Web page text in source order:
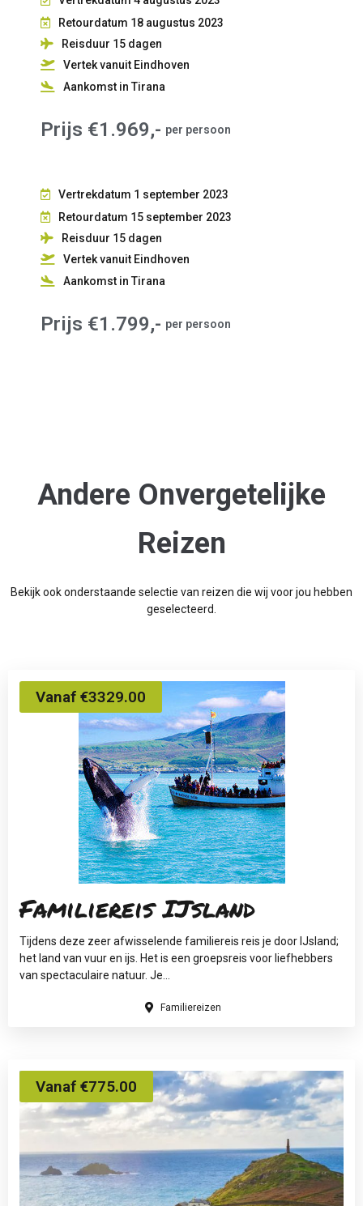
Retourdatum 18 augustus 2023
Reisduur 15 dagen
Vertek vanuit Eindhoven
Aankomst in Tirana
Prijs €1.969,- per persoon
Vertrekdatum 1 september 2023
Retourdatum 15 september 2023
Reisduur 15 dagen
Vertek vanuit Eindhoven
Aankomst in Tirana
Prijs €1.799,- per persoon
Andere Onvergetelijke
Reizen
Bekijk ook onderstaande selectie van reizen die wij voor jou hebben
geselecteerd.
Familiereis IJsland
Tijdens deze zeer afwisselende familiereis reis je door IJsland;
het land van vuur en ijs. Het is een groepsreis voor liefhebbers
van spectaculaire natuur. Je...
Vanaf €3329.00
Familiereizen
Vanaf €775.00